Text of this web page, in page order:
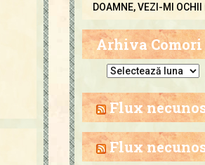
DOAMNE, VEZI-MI OCHII
Arhiva
h
i
v
Flux
Flux